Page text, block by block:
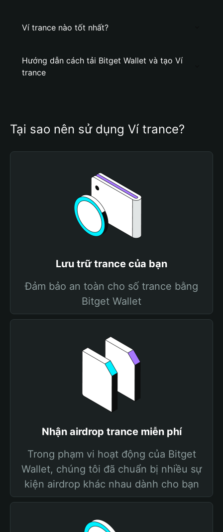
Ví trance nào tốt nhất?
Hướng dẫn cách tải Bitget Wallet và tạo Ví
trance
Tại sao nên sử dụng Ví trance?
Lưu trữ trance của bạn
Đảm bảo an toàn cho số trance bằng
Bitget Wallet
Nhận airdrop trance miễn phí
Trong phạm vi hoạt động của Bitget
Wallet, chúng tôi đã chuẩn bị nhiều sự
kiện airdrop khác nhau dành cho bạn